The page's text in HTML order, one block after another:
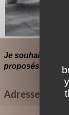
Je souhaite
proposés par